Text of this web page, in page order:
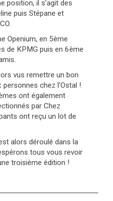
position, il s’agit des
puis Stépane et
Openium, en 5ème
de KPMG puis en 6ème
vus remettre un bon
chez l’Ostal !
ont également
par Chez
ont reçu un lot de
alors déroulé dans la
tous vous revoir
troisième édition !